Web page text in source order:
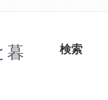
暮
検索